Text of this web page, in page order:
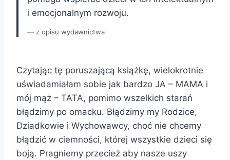
i emocjonalnym rozwoju.
z opisu wydawnictwa
Czytając tę poruszającą książkę, wielokrotnie
uświadamiałam sobie jak bardzo JA – MAMA i
mój mąż – TATA, pomimo wszelkich starań
błądzimy po omacku. Błądzimy my Rodzice,
Dziadkowie i Wychowawcy, choć nie chcemy
błądzić w ciemności, której wszystkie dzieci się
boją. Pragniemy przecież aby nasze uszy